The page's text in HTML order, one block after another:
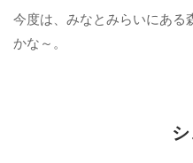
今度は、みなとみらいにある
かな～。